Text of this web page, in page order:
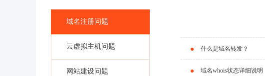
域名注册问题
云虚拟主机问题
网站建设问题
什么是域名转发？
域名whois状态详细说明